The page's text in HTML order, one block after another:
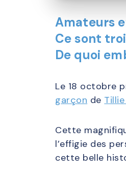
Amateurs
Ce sont
De quoi
Le 18 octobre
garçon de
Cette
l’effigie des
cette belle